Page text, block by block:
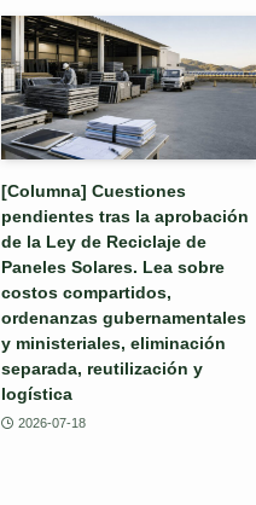
[Columna] Cuestiones
pendientes tras la aprobación
de la Ley de Reciclaje de
Paneles Solares. Lea sobre
costos compartidos,
ordenanzas gubernamentales
y ministeriales, eliminación
separada, reutilización y
logística
2026-07-18